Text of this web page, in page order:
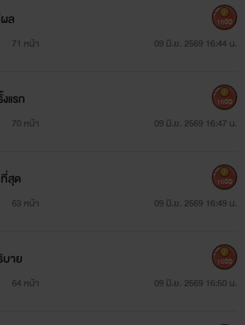
ล
71 หน้า 09 มิ.ย. 2569 16:44 น.
1500
แรก
70 หน้า 09 มิ.ย. 2569 16:47 น.
1500
สุด
63 หน้า 09 มิ.ย. 2569 16:49 น.
1500
าย
64 หน้า 09 มิ.ย. 2569 16:50 น.
1500